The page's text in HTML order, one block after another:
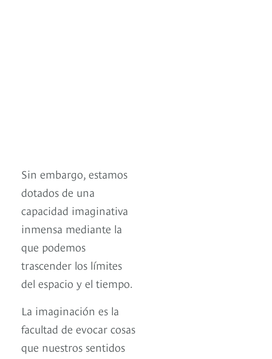
Sin embargo, estamos
dotados de una
capacidad imaginativa
inmensa mediante la
que podemos
trascender los límites
del espacio y el tiempo.
La imaginación es la
facultad de evocar cosas
que nuestros sentidos